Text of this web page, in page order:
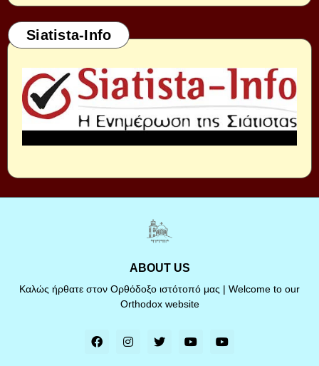
Siatista-Info
ABOUT US
Καλώς ήρθατε στον Ορθόδοξο ιστότοπό μας | Welcome to our
Orthodox website